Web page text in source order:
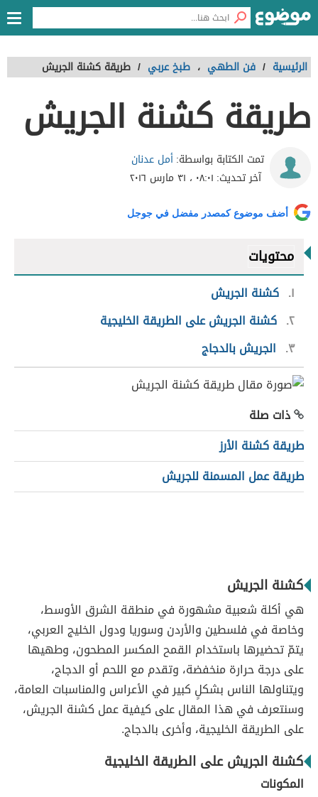
الرئيسية / فن الطهي ، طبخ عربي / طريقة كشنة الجريش
طريقة كشنة الجريش
تمت الكتابة بواسطة:أمل عدنان
آخر تحديث: ٠٨:٠١ ، ٣١ مارس ٢٠١٦
أضف موضوع كمصدر مفضل في جوجل
محتويات
١ كشنة الجريش
٢ كشنة الجريش على الطريقة الخليجية
٣
الجريش بالدجاج
ذات صلة
طريقة كشنة الأرز
طريقة عمل المسمنة للجريش
كشنة الجريش
هي أكلة شعبية مشهورة في منطقة الشرق الأوسط،
وخاصة في فلسطين والأردن وسوريا ودول الخليج العربي،
يتمّ تحضيرها باستخدام القمح المكسر المطحون، وطهيها
على درجة حرارة منخفضة، وتقدم مع اللحم أو الدجاج،
ويتناولها الناس بشكلٍ كبير في الأعراس والمناسبات العامة،
وسنتعرف في هذا المقال على كيفية عمل كشنة الجريش،
على الطريقة الخليجية، وأخرى بالدجاج.
كشنة الجريش على الطريقة الخليجية
المكونات